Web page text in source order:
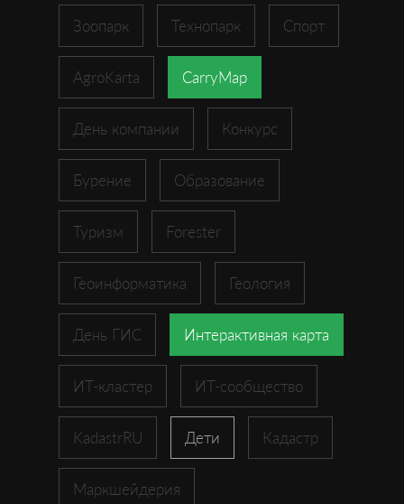
Зоопарк Технопарк Спорт
AgroKarta CarryMap
День компании Конкурс
Бурение Образование
Туризм Forester
Геоинформатика Геология
День ГИС Интерактивная карта
ИТ-кластер ИТ-сообщество
KadastrRU Дети Кадастр
Маркшейдерия